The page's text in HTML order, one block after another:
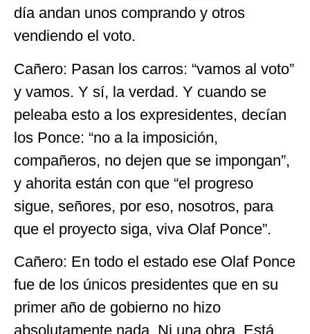
día andan unos comprando y otros
vendiendo el voto.
Cañero: Pasan los carros: “vamos al voto”
y vamos. Y sí, la verdad. Y cuando se
peleaba esto a los expresidentes, decían
los Ponce: “no a la imposición,
compañeros, no dejen que se impongan”,
y ahorita están con que “el progreso
sigue, señores, por eso, nosotros, para
que el proyecto siga, viva Olaf Ponce”.
Cañero: En todo el estado ese Olaf Ponce
fue de los únicos presidentes que en su
primer año de gobierno no hizo
absolutamente nada. Ni una obra. Está